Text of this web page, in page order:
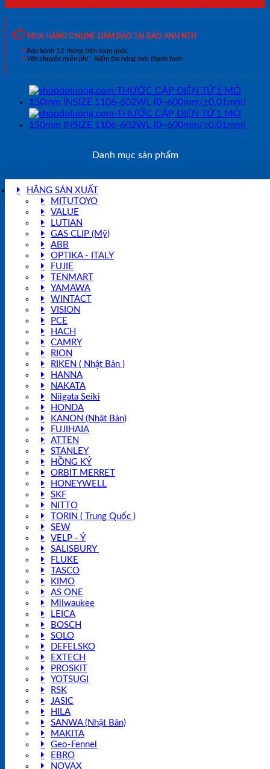
số
lượng
MUA HÀNG ONLINE ĐẢM BẢO TẠI BẢO ANH NTH
Bảo hành 12 tháng trên toàn quốc
Vận chuyển miễn phí - Kiểm tra hàng mới thanh toán
Danh mục sản phẩm
HÃNG SẢN XUẤT
MITUTOYO
VALUE
LUTIAN
GAS CLIP (Mỹ)
ABB
OPTIKA - ITALY
FUJIE
TENMART
YAMAWA
WINTACT
VISION
PCE
HACH
CAMRY
RION
RIKEN ( Nhật Bản )
HANNA
NAKATA
Niigata Seiki
HONDA
KANON (Nhật Bản)
FUJIHAIA
ATTEN
STANLEY
HỒNG KÝ
ORBIT MERRET
HONEYWELL
SKF
NITTO
TORIN ( Trung Quốc )
SEW
VELP - Ý
SALISBURY
FLUKE
TASCO
KIMO
AS ONE
Milwaukee
LEICA
BOSCH
SOLO
DEFELSKO
EXTECH
PROSKIT
YOTSUGI
RSK
JASIC
HILA
SANWA (Nhật Bản)
MAKITA
Geo-Fennel
EBRO
NOVAX